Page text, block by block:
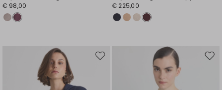
€ 98,00
€ 225,00
Sposta